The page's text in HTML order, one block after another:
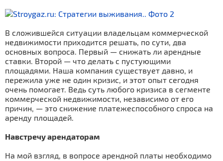
В сложившейся ситуации владельцам коммерческой
недвижимости приходится решать, по сути, два
основных вопроса. Первый — снижать ли арендные
ставки. Второй — что делать с пустующими
площадями. Наша компания существует давно, и
пережила уже не один кризис, и этот опыт сегодня
очень помогает. Ведь суть любого кризиса в сегменте
коммерческой недвижимости, независимо от его
причин, — это снижение платежеспособного спроса на
аренду площадей.
Навстречу арендаторам
На мой взгляд, в вопросе арендной платы необходимо